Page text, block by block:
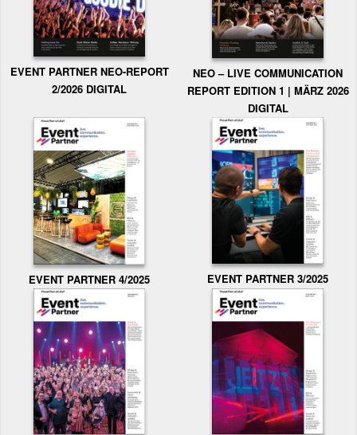
EVENT PARTNER NEO-REPORT
2/2026 DIGITAL
NEO – LIVE COMMUNICATION
REPORT EDITION 1 | MÄRZ 2026
DIGITAL
EVENT PARTNER 4/2025 EVENT PARTNER 3/2025